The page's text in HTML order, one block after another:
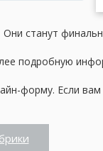
станут
подробную
форму. Если вам